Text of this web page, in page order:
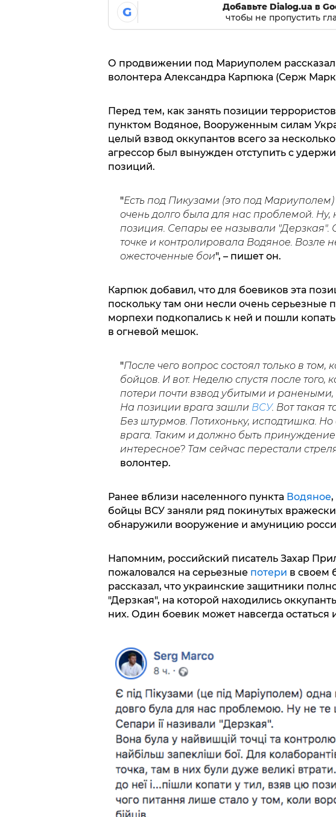
G
Добавьте Dialog.ua в
чтобы не пропустить
О продвижении под Мариуполем рассказал
волонтера Александра Карпюка (Серж
Перед тем, как занять позиции
пунктом Водяное, Вооруженным силам
целый взвод оккупантов всего за
агрессор был вынужден отступить с
позиций.
"Есть под Пикузами (это под
очень долго была для нас проблемой. Ну,
позиция. Сепары ее называли
точке и контролировала Водяное. Возле
ожесточенные бои", – пишет он.
Карпюк добавил, что для боевиков эта
поскольку там они несли очень серьезные
морпехи подкопались к ней и пошли
в огневой мешок.
"После чего вопрос состоял только в том,
бойцов. И вот. Неделю спустя после того,
потери почти взвод убитыми и
На позиции врага зашли ВСУ. Вот такая
Без штурмов. Потихоньку, исподтишка.
врага. Таким и должно быть
интересное? Там сейчас перестали
волонтер.
Ранее вблизи населенного пункта Водяное,
бойцы ВСУ заняли ряд покинутых
обнаружили вооружение и амуницию
Напомним, российский писатель Захар
пожаловался на серьезные потери в своем
рассказал, что украинские защитники
"Дерзкая", на которой находились
них. Один боевик может навсегда остаться